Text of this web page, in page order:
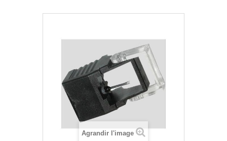
Agrandir l'image